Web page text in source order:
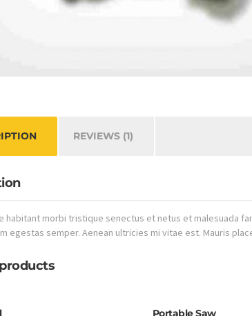
REVIEWS (1)
habitant morbi tristique senectus et netus et malesuada
egestas semper. Aenean ultricies mi vitae est. Mauris
Portable Saw